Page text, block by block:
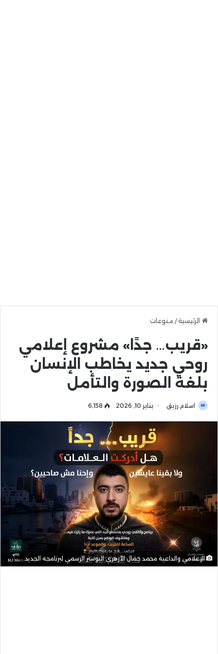
الرئيسية/ منوعات
«قريب… جدًا» مشروع إعلامي
روحي جديد يخاطب الإنسان
بلغة الصورة والتأمل
اسلام رزيق يناير 10, 2026 6٬158
الإعلامي والداعية محمد جمال الأزهري البوستر الرسمي لبرنامجه الجديد